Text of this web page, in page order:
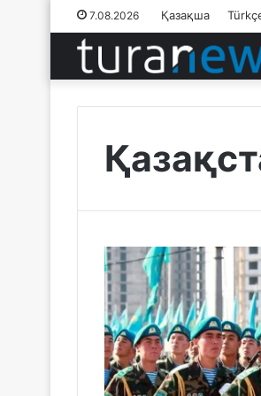
7.08.2026 Қазақша